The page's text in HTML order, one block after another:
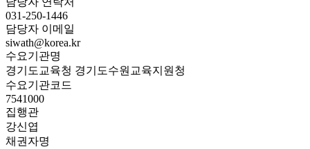
031-250-1446
담당자 이메일
siwath@korea.kr
수요기관명
경기도교육청 경기도수원교육지원청
수요기관코드
7541000
집행관
강신엽
채권자명